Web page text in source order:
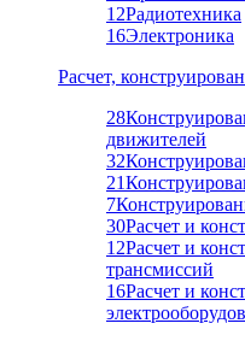
12Радиотехника
16Электроника
Расчет,
28
движителей
32
21
7
30Расчет и
12Расчет и
трансмиссий
16Расчет и